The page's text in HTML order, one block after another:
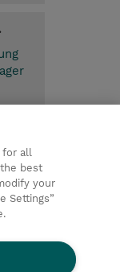
for all
best
your
Settings”